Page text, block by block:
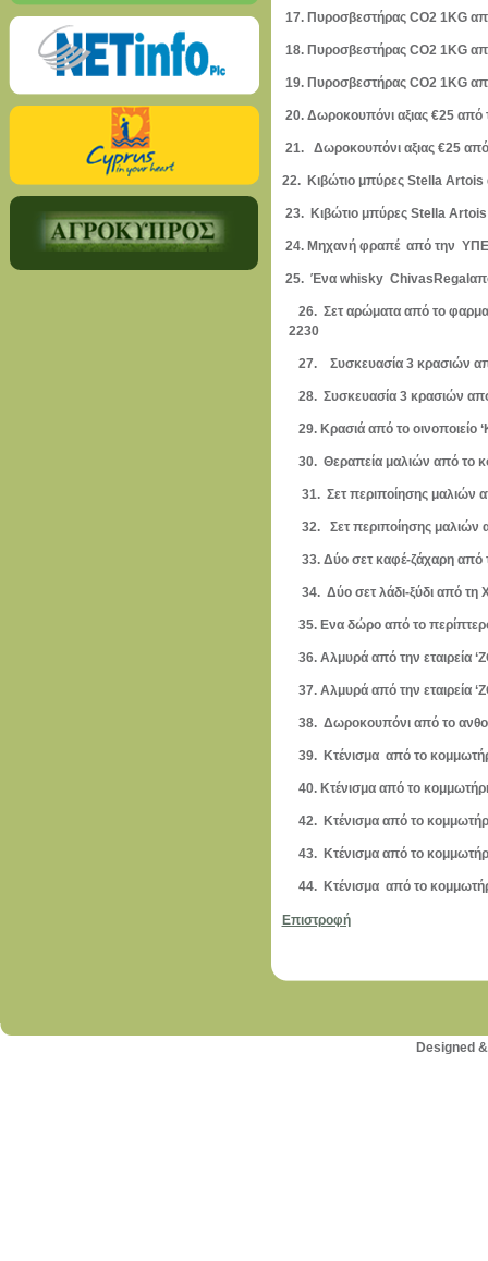
17. Πυροσβεστήρας CO2 1KG
18. Πυροσβεστήρας CO2 1KG
19. Πυροσβεστήρας CO2 1KG
20. Δωροκουπόνι αξιας €25 από
21. Δωροκουπόνι αξιας €25
22. Κιβώτιο μπύρες Stella
23. Κιβώτιο μπύρες Stella
24. Μηχανή φραπέ από την
25. Ένα whisky Chivas Regal
26. Σετ αρώματα από το
27. Συσκευασία 3 κρασιών
28. Συσκευασία 3 κρασιών
29. Κρασιά από το
30. Θεραπεία μαλιών από το
31. Σετ περιποίησης
32. Σετ περιποίησης
33. Δύο σετ καφέ-ζάχαρη
34. Δύο σετ λάδι-ξύδι από
35. Ενα δώρο από το
36. Αλμυρά από την
37. Αλμυρά από την
38. Δωροκουπόνι από το
39. Κτένισμα από το
40. Κτένισμα από το
42. Κτένισμα από το
43. Κτένισμα από το
44. Κτένισμα από το
Επιστροφή
Designed